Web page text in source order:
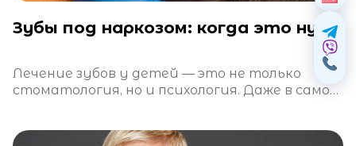
Зубы под наркозом: когда это нужно и безопасно ли это?
Лечение зубов у детей — это не только
стоматология, но и психология. Даже в самой